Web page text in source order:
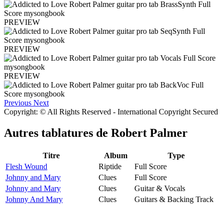
PREVIEW
PREVIEW
PREVIEW
Previous Next
Copyright: © All Rights Reserved - International Copyright Secured
Autres tablatures de Robert Palmer
Titre Album
Type
Flesh Wound
Riptide
Full Score
Johnny and Mary
Clues
Full Score
Johnny and Mary
Clues
Guitar & Vocals
Johnny And Mary
Clues
Guitars & Backing Track